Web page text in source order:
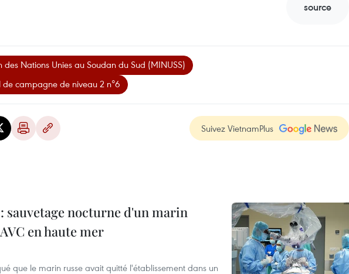
source
des Nations Unies au Soudan du Sud (MINUSS)
campagne de niveau 2 n°6
Suivez VietnamPlus
nocturne d'un marin
en haute mer
que le marin russe avait quitté l'établissement dans un